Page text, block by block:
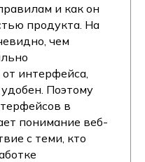
и как он
продукта. На
чем
интерфейса,
Поэтому
в
понимание веб-
с теми, кто